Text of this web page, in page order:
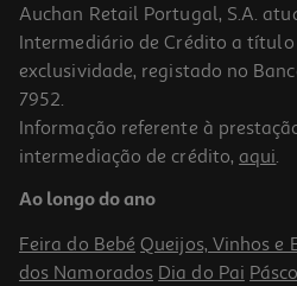
Apple Ipad Air 11" Wi-Fi M4 256gb
969.99 €/un
969,99 €
Auchan Retail Portugal, S.A.
Intermediário de Crédito a título
exclusividade, registado no
7952.
Informação referente à
intermediação de crédito, aqui.
Ao longo do ano
Feira do Bebé Queijos, Vinhos e
dos Namorados Dia do Pai